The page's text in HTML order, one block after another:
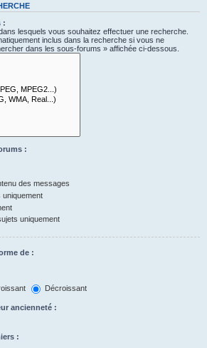
:
lesquels vous souhaitez effectuer une recherche.
inclus dans la recherche si vous ne
dans les sous-forums » affichée ci-dessous.
:
des messages
uniquement
uniquement
de :
Décroissant
ancienneté :
: